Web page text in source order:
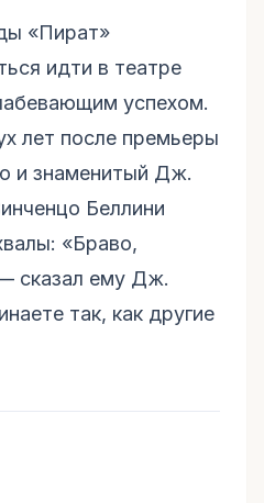
«Пират»
идти в театре
успехом.
лет после премьеры
и знаменитый Дж.
Беллини
«Браво,
сказал ему Дж.
так, как другие